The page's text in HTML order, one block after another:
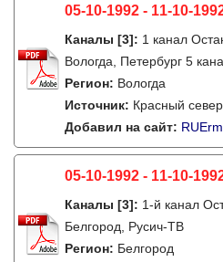
05-10-1992 - 11-10-
Каналы [3]: 1 канал
Вологда, Петербург 5
Регион: Вологда
Источник: Красный север
Добавил на сайт:
05-10-1992 - 11-10-
Каналы [3]: 1-й канал
Белгород, Русич-ТВ
Регион: Белгород